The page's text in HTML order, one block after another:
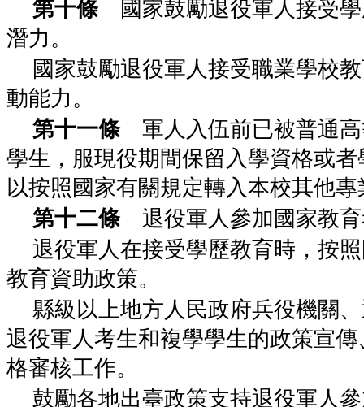
第十條
國家鼓勵退役軍人接受
潛力。
國家鼓勵退役軍人接受職業學校
動能力。
第十一條
軍人入伍前已被普通
學生，服現役期間保留入學資格或
以按照國家有關規定轉入本校其他
第十二條
退役軍人參加國家教
退役軍人在接受學歷教育時，按
教育資助政策。
縣級以上地方人民政府兵役機關
退役軍人考生和複學學生的政策宣
格審核工作。
鼓勵各地出臺政策支持退役軍人